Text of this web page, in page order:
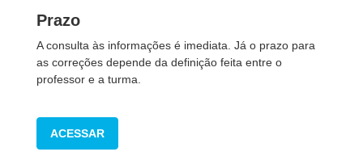
Prazo
A consulta às informações é imediata. Já o prazo para
as correções depende da definição feita entre o
professor e a turma.
ACESSAR